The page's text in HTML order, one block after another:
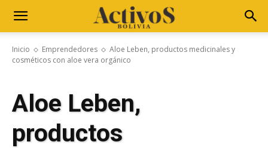
Inicio Emprendedores
Aloe Leben, productos medicinales y
cosméticos con aloe vera orgánico
Aloe Leben,
productos